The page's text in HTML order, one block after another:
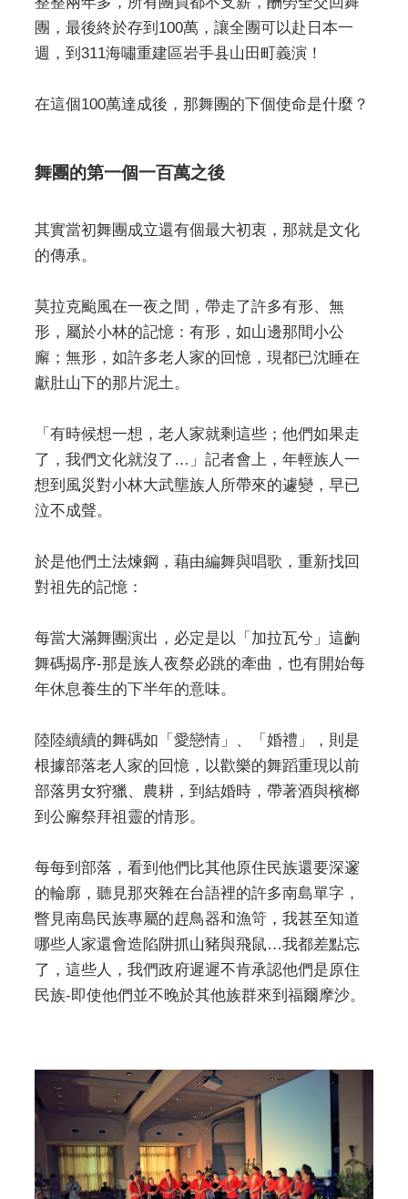
團，最後終於存到100萬，讓全團可以赴日本一
週，到311海嘯重建區岩手县山田町義演！
在這個100萬達成後，那舞團的下個使命是什麼？
舞團的第一個一百萬之後
其實當初舞團成立還有個最大初衷，那就是文化
的傳承。
莫拉克颱風在一夜之間，帶走了許多有形、無
形，屬於小林的記憶：有形，如山邊那間小公
廨；無形，如許多老人家的回憶，現都已沈睡在
獻肚山下的那片泥土。
「有時候想一想，老人家就剩這些；他們如果走
了，我們文化就沒了…」記者會上，年輕族人一
想到風災對小林大武壟族人所帶來的遽變，早已
泣不成聲。
於是他們土法煉鋼，藉由編舞與唱歌，重新找回
對祖先的記憶：
每當大滿舞團演出，必定是以「加拉瓦兮」這齣
舞碼揭序-那是族人夜祭必跳的牽曲，也有開始每
年休息養生的下半年的意味。
陸陸續續的舞碼如「愛戀情」、「婚禮」，則是
根據部落老人家的回憶，以歡樂的舞蹈重現以前
部落男女狩獵、農耕，到結婚時，帶著酒與檳榔
到公廨祭拜祖靈的情形。
每每到部落，看到他們比其他原住民族還要深邃
的輪廓，聽見那夾雜在台語裡的許多南島單字，
瞥見南島民族專屬的趕鳥器和漁笴，我甚至知道
哪些人家還會造陷阱抓山豬與飛鼠…我都差點忘
了，這些人，我們政府遲遲不肯承認他們是原住
民族-即使他們並不晚於其他族群來到福爾摩沙。